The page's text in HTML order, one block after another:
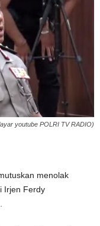
youtube POLRI TV RADIO)
menolak
Irjen Ferdy